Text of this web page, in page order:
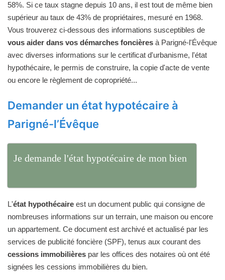
58%. Si ce taux stagne depuis 10 ans, il est tout de même bien
supérieur au taux de 43% de propriétaires, mesuré en 1968.
Vous trouverez ci-dessous des informations susceptibles de
vous aider dans vos démarches foncières à Parigné-l'Évêque
avec diverses informations sur le certificat d'urbanisme, l'état
hypothécaire, le permis de construire, la copie d'acte de vente
ou encore le règlement de copropriété...
Demander un état hypotécaire à
Parigné-l’Évêque
Je demande l'état hypotécaire de mon bien
L'état hypothécaire est un document public qui consigne de
nombreuses informations sur un terrain, une maison ou encore
un appartement. Ce document est archivé et actualisé par les
services de publicité foncière (SPF), tenus aux courant des
cessions immobilières par les offices des notaires où ont été
signées les cessions immobilières du bien.